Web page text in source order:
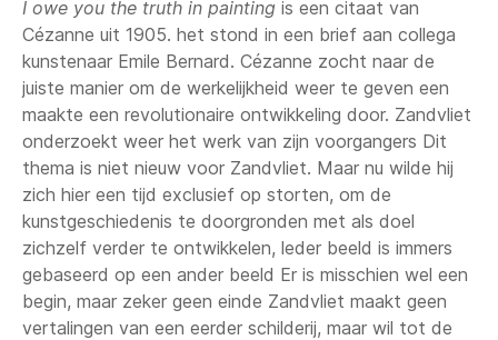
I owe you the truth in painting is een citaat van
Cézanne uit 1905. het stond in een brief aan collega
kunstenaar Emile Bernard. Cézanne zocht naar de
juiste manier om de werkelijkheid weer te geven een
maakte een revolutionaire ontwikkeling door. Zandvliet
onderzoekt weer het werk van zijn voorgangers Dit
thema is niet nieuw voor Zandvliet. Maar nu wilde hij
zich hier een tijd exclusief op storten, om de
kunstgeschiedenis te doorgronden met als doel
zichzelf verder te ontwikkelen, leder beeld is immers
gebaseerd op een ander beeld Er is misschien wel een
begin, maar zeker geen einde Zandvliet maakt geen
vertalingen van een eerder schilderij, maar wil tot de